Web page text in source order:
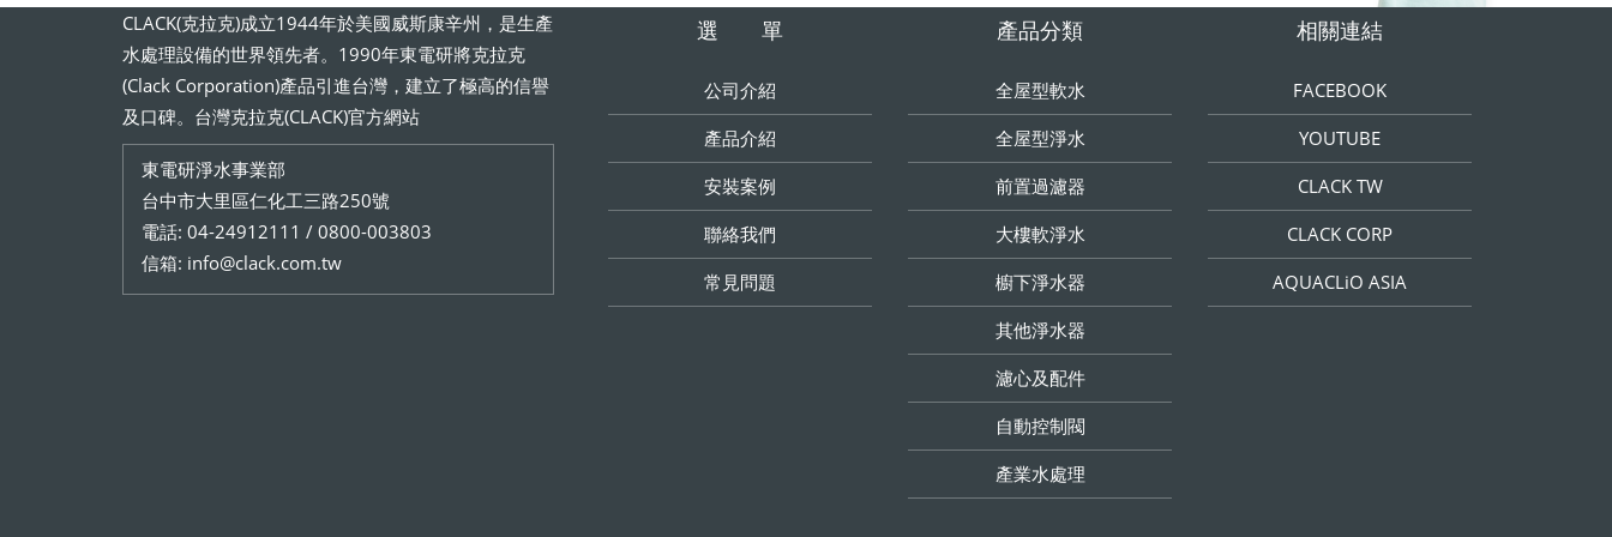
CLACK(克拉克)成立1944年於美國威斯康辛州，是生產
水處理設備的世界領先者。1990年東電研將克拉克
(Clack Corporation)產品引進台灣，建立了極高的信譽
及口碑。台灣克拉克(CLACK)官方網站
東電研淨水事業部
台中市大里區仁化工三路250號
電話: 04-24912111 / 0800-003803
信箱: info@clack.com.tw
選 單
公司介紹
產品介紹
安裝案例
聯絡我們
常見問題
產品分類
全屋型軟水
全屋型淨水
前置過濾器
大樓軟淨水
櫥下淨水器
其他淨水器
濾心及配件
自動控制閥
產業水處理
相關連結
FACEBOOK
YOUTUBE
CLACK TW
CLACK CORP
AQUACLiO ASIA